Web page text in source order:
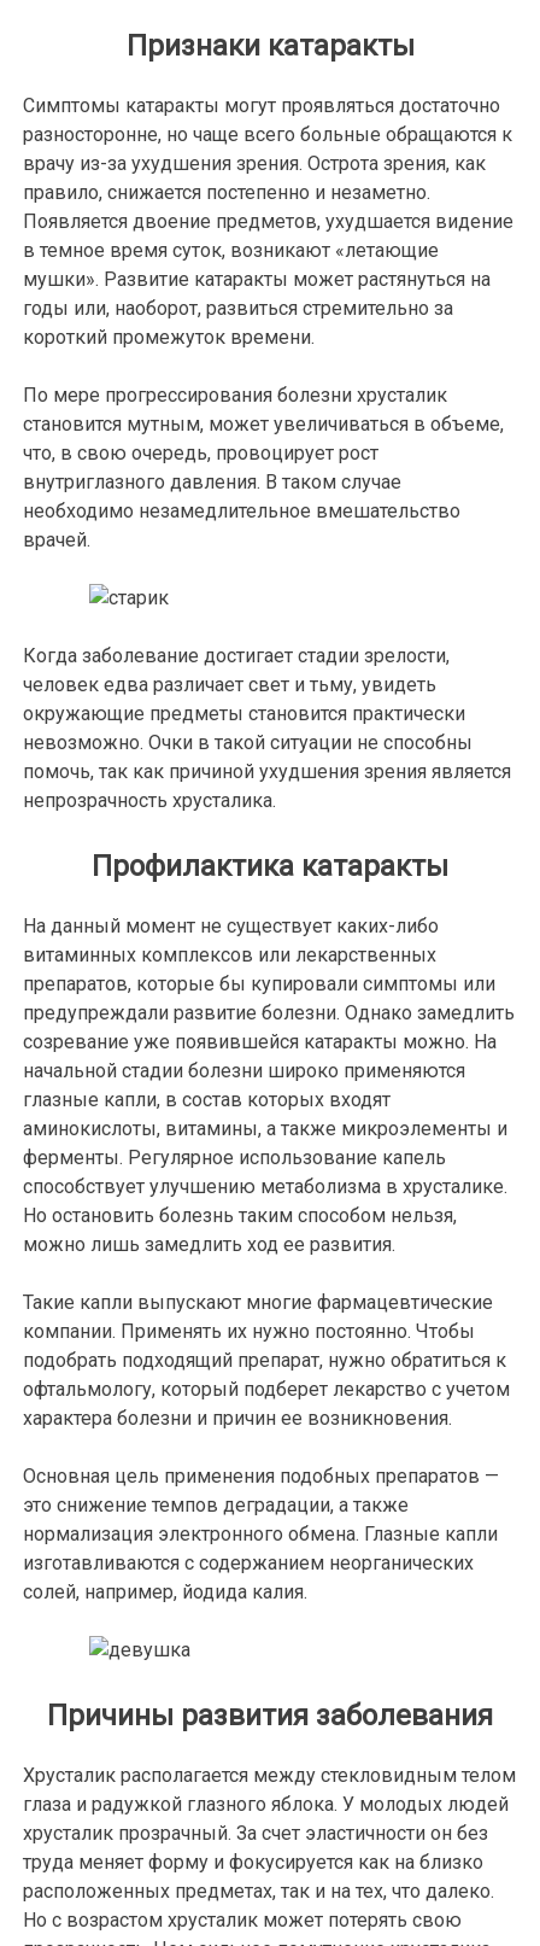
Признаки катаракты
Симптомы катаракты могут проявляться достаточно
разносторонне, но чаще всего больные обращаются к
врачу из-за ухудшения зрения. Острота зрения, как
правило, снижается постепенно и незаметно.
Появляется двоение предметов, ухудшается видение
в темное время суток, возникают «летающие
мушки». Развитие катаракты может растянуться на
годы или, наоборот, развиться стремительно за
короткий промежуток времени.
По мере прогрессирования болезни хрусталик
становится мутным, может увеличиваться в объеме,
что, в свою очередь, провоцирует рост
внутриглазного давления. В таком случае
необходимо незамедлительное вмешательство
врачей.
Когда заболевание достигает стадии зрелости,
человек едва различает свет и тьму, увидеть
окружающие предметы становится практически
невозможно. Очки в такой ситуации не способны
помочь, так как причиной ухудшения зрения является
непрозрачность хрусталика.
Профилактика катаракты
На данный момент не существует каких-либо
витаминных комплексов или лекарственных
препаратов, которые бы купировали симптомы или
предупреждали развитие болезни. Однако замедлить
созревание уже появившейся катаракты можно. На
начальной стадии болезни широко применяются
глазные капли, в состав которых входят
аминокислоты, витамины, а также микроэлементы и
ферменты. Регулярное использование капель
способствует улучшению метаболизма в хрусталике.
Но остановить болезнь таким способом нельзя,
можно лишь замедлить ход ее развития.
Такие капли выпускают многие фармацевтические
компании. Применять их нужно постоянно. Чтобы
подобрать подходящий препарат, нужно обратиться к
офтальмологу, который подберет лекарство с учетом
характера болезни и причин ее возникновения.
Основная цель применения подобных препаратов —
это снижение темпов деградации, а также
нормализация электронного обмена. Глазные капли
изготавливаются с содержанием неорганических
солей, например, йодида калия.
Причины развития заболевания
Хрусталик располагается между стекловидным телом
глаза и радужкой глазного яблока. У молодых людей
хрусталик прозрачный. За счет эластичности он без
труда меняет форму и фокусируется как на близко
расположенных предметах, так и на тех, что далеко.
Но с возрастом хрусталик может потерять свою